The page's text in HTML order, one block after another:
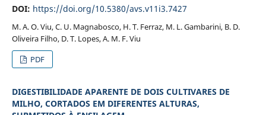
DOI: https://doi.org/10.5380/avs.v11i3.7427
M. A. O. Viu, C. U. Magnabosco, H. T. Ferraz, M. L. Gambarini, B. D.
Oliveira Filho, D. T. Lopes, A. M. F. Viu
PDF
DIGESTIBILIDADE APARENTE DE DOIS CULTIVARES DE
MILHO, CORTADOS EM DIFERENTES ALTURAS,